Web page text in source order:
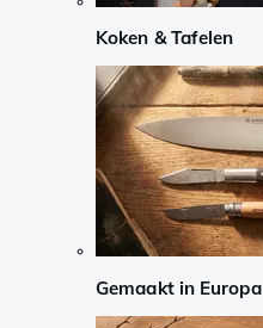
Koken & Tafelen
Gemaakt in Europa